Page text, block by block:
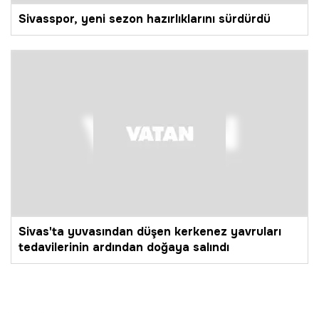
Sivasspor, yeni sezon hazırlıklarını sürdürdü
Sivas'ta yuvasından düşen kerkenez yavruları
tedavilerinin ardından doğaya salındı